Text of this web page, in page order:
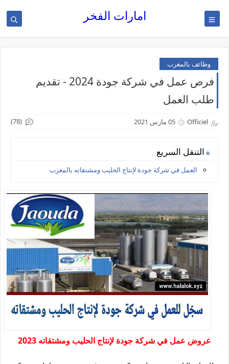
امارات الفخر
وظائف بالمغرب
فرص عمل في شركة جودة 2024 - تقديم
طلب العمل
Officiel 05 مارس 2021 (78)
التنقل السريع
العمل في شركة جودة لإنتاج الحليب ومشتقاته بالمغرب
عروض عمل في شركة جودة لإنتاج الحليب ومشتقاته 2023